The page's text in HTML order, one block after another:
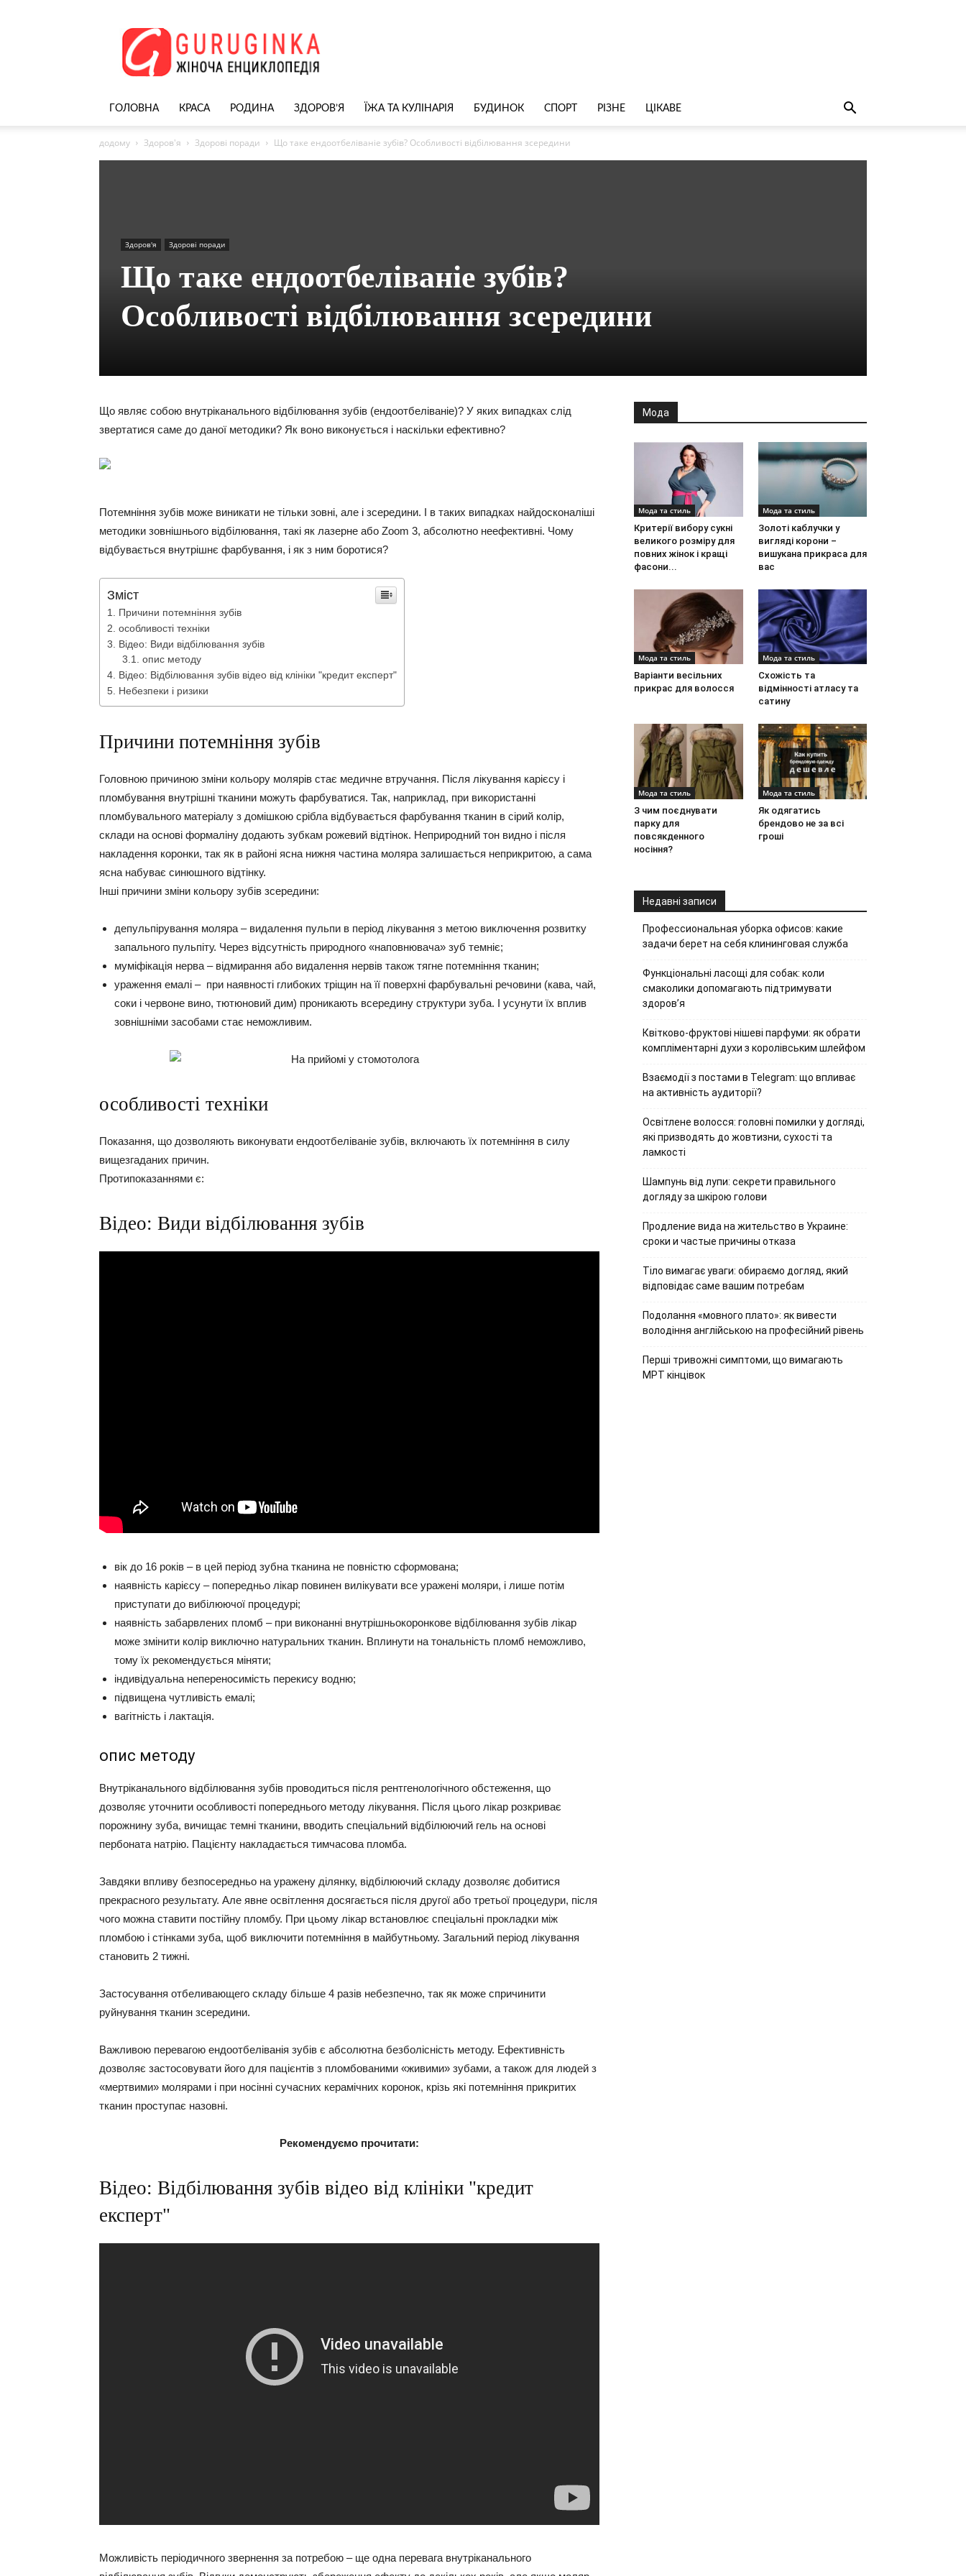
Жіночий
сайт
nekrasivyh.net
ГОЛОВНА КРАСА РОДИНА ЗДОРОВ’Я ЇЖА ТА КУЛІНАРІЯ БУДИНОК СПОРТ РІЗНЕ ЦІКАВЕ
додому Здоров'я Здорові поради Що таке ендоотбеліваніе зубів? Особливості відбілювання зсередини
Здоров'я Здорові поради
Що таке ендоотбеліваніе зубів?
Особливості відбілювання зсередини
Що являє собою внутріканального відбілювання зубів (ендоотбеліваніе)? У яких випадках слід
звертатися саме до даної методики? Як воно виконується і наскільки ефективно?
Потемніння зубів може виникати не тільки зовні, але і зсередини. І в таких випадках найдосконаліші
методики зовнішнього відбілювання, такі як лазерне або Zoom 3, абсолютно неефективні. Чому
відбувається внутрішнє фарбування, і як з ним боротися?
Зміст
Причини потемніння зубів
особливості техніки
Відео: Види відбілювання зубів
опис методу
Відео: Відбілювання зубів відео від клініки "кредит експерт"
Небезпеки і ризики
Причини потемніння зубів
Головною причиною зміни кольору молярів стає медичне втручання. Після лікування карієсу і
пломбування внутрішні тканини можуть фарбуватися. Так, наприклад, при використанні
пломбувального матеріалу з домішкою срібла відбувається фарбування тканин в сірий колір,
склади на основі формаліну додають зубкам рожевий відтінок. Неприродний тон видно і після
накладення коронки, так як в районі ясна нижня частина моляра залишається неприкритою, а сама
ясна набуває синюшного відтінку.
Інші причини зміни кольору зубів зсередини:
депульпірування моляра – видалення пульпи в період лікування з метою виключення розвитку
запального пульпіту. Через відсутність природного «наповнювача» зуб темніє;
муміфікація нерва –відмирання або видалення нервів також тягне потемніння тканин;
ураження емалі –при наявності глибоких тріщин на її поверхні фарбувальні речовини (кава, чай,
соки і червоне вино, тютюновий дим) проникають всередину структури зуба. І усунути їх вплив
зовнішніми засобами стає неможливим.
особливості техніки
Показання, що дозволяють виконувати ендоотбеліваніе зубів, включають їх потемніння в силу
вищезгаданих причин.
Протипоказаннями є:
Відео: Види відбілювання зубів
вік до 16 років – в цей період зубна тканина не повністю сформована;
наявність карієсу –попередньо лікар повинен вилікувати все уражені моляри, і лише потім
приступати до вибілюючої процедурі;
наявність забарвлених пломб –при виконанні внутрішньокоронкове відбілювання зубів лікар
може змінити колір виключно натуральних тканин. Вплинути на тональність пломб неможливо,
тому їх рекомендується міняти;
індивідуальна непереносимість перекису водню;
підвищена чутливість емалі;
вагітність і лактація.
опис методу
Внутріканального відбілювання зубів проводиться після рентгенологічного обстеження, що
дозволяє уточнити особливості попереднього методу лікування. Після цього лікар розкриває
порожнину зуба, вичищає темні тканини, вводить спеціальний відбілюючий гель на основі
пербоната натрію. Пацієнту накладається тимчасова пломба.
Завдяки впливу безпосередньо на уражену ділянку, відбілюючий складу дозволяє добитися
прекрасного результату. Але явне освітлення досягається після другої або третьої процедури, після
чого можна ставити постійну пломбу. При цьому лікар встановлює спеціальні прокладки між
пломбою і стінками зуба, щоб виключити потемніння в майбутньому. Загальний період лікування
становить 2 тижні.
Застосування отбеливающего складу більше 4 разів небезпечно, так як може спричинити
руйнування тканин зсередини.
Важливою перевагою ендоотбеліванія зубів є абсолютна безболісність методу. Ефективність
дозволяє застосовувати його для пацієнтів з пломбованими «живими» зубами, а також для людей з
«мертвими» молярами і при носінні сучасних керамічних коронок, крізь які потемніння прикритих
тканин проступає назовні.
Рекомендуємо прочитати:
Відео: Відбілювання зубів відео від клініки "кредит
експерт"
Можливість періодичного звернення за потребою –ще одна перевага внутріканального
Мода
Мода та стиль
Критерії вибору сукні
великого розміру для
повних жінок і кращі
фасони...
Мода та стиль
Золоті каблучки у
вигляді корони –
вишукана прикраса для
вас
Мода та стиль
Варіанти весільних
прикрас для волосся
Мода та стиль
Схожість та
відмінності атласу та
сатину
Мода та стиль
З чим поєднувати
парку для
повсякденного
носіння?
Мода та стиль
Як одягатись
брендово не за всі
гроші
Недавні записи
Профессиональная уборка офисов: какие
задачи берет на себя клининговая служба
Функціональні ласощі для собак: коли
смаколики допомагають підтримувати
здоров’я
Квітково-фруктові нішеві парфуми: як обрати
компліментарні духи з королівським шлейфом
Взаємодії з постами в Telegram: що впливає
на активність аудиторії?
Освітлене волосся: головні помилки у догляді,
які призводять до жовтизни, сухості та
ламкості
Шампунь від лупи: секрети правильного
догляду за шкірою голови
Продление вида на жительство в Украине:
сроки и частые причины отказа
Тіло вимагає уваги: обираємо догляд, який
відповідає саме вашим потребам
Подолання «мовного плато»: як вивести
володіння англійською на професійний рівень
Перші тривожні симптоми, що вимагають
МРТ кінцівок